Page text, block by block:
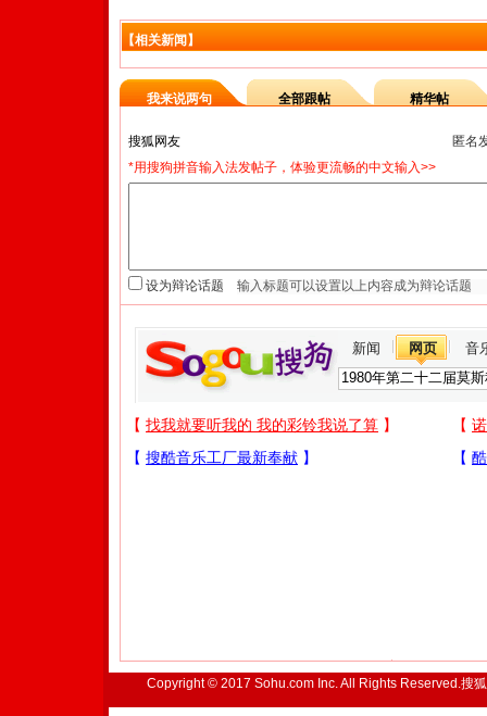
【相关新闻】
我来说两句 全部跟帖 精华帖
匿名
*用搜狗拼音输入法发帖子，体验更流畅的中文输入>>
设为辩论话题
新闻 网页 音
Copyright © 2017 Sohu.com Inc. All Rights Reserved.搜